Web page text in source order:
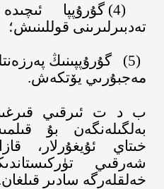
(4) گۇرۇپپا
تەدبىرلىرىنى قوللىنىش؛
(5)
گۇرۇپپىنىڭ
مەجبۇرىي يۆتكەش.
ب د ت ئىرقىي
بەلگىلەنگەن بۇ
خىتاي ئۇيغۇرلار،
شەرقىي
خەلقلەرگە سادىر قىلغان